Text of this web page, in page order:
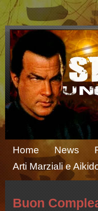
Home News
Arti Marziali e
Buon